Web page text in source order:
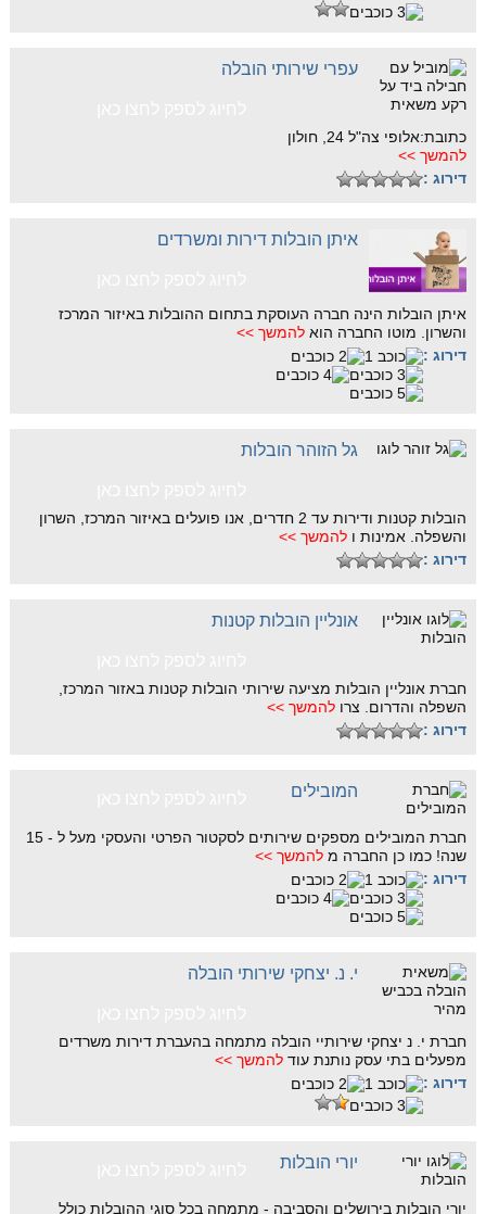
עפרי שירותי הובלה
כתובת:אלופי צה"ל 24, חולון
להמשך >>
דירוג :
איתן הובלות דירות ומשרדים
איתן הובלות הינה חברה העוסקת בתחום ההובלות באיזור המרכז
והשרון. מוטו החברה הוא להמשך >>
דירוג :
גל הזוהר הובלות
הובלות קטנות ודירות עד 2 חדרים, אנו פועלים באיזור המרכז, השרון
והשפלה. אמינות ו להמשך >>
דירוג :
אונליין הובלות קטנות
חברת אונליין הובלות מציעה שירותי הובלות קטנות באזור המרכז,
השפלה והדרום. צרו להמשך >>
דירוג :
המובילים
חברת המובילים מספקים שירותים לסקטור הפרטי והעסקי מעל ל - 15
שנה! כמו כן החברה מ להמשך >>
דירוג :
י. נ. יצחקי שירותי הובלה
חברת י. נ יצחקי שירותיי הובלה מתמחה בהעברת דירות משרדים
מפעלים בתי עסק נותנת עוד להמשך >>
דירוג :
יורי הובלות
יורי הובלות בירושלים והסביבה - מתמחה בכל סוגי ההובלות כולל